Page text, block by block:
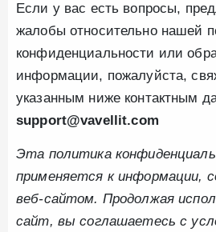
Если у вас есть вопросы,
жалобы относительно нашей
конфиденциальности или
информации, пожалуйста,
указанным ниже контактным
support@vavellit.com
Эта политика
применяется к информации,
веб-сайтом. Продолжая
сайт, вы соглашаетесь с